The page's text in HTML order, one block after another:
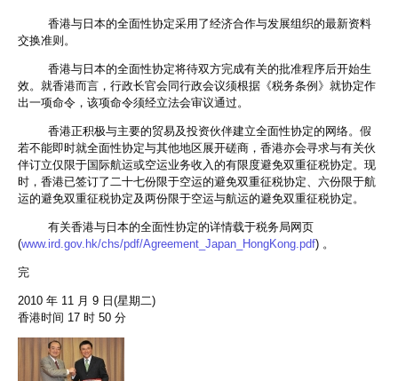
香港与日本的全面性协定采用了经济合作与发展组织的最新资料
交换准则。
香港与日本的全面性协定将待双方完成有关的批准程序后开始生
效。就香港而言，行政长官会同行政会议须根据《税务条例》就协定作
出一项命令，该项命令须经立法会审议通过。
香港正积极与主要的贸易及投资伙伴建立全面性协定的网络。假
若不能即时就全面性协定与其他地区展开磋商，香港亦会寻求与有关伙
伴订立仅限于国际航运或空运业务收入的有限度避免双重征税协定。现
时，香港已签订了二十七份限于空运的避免双重征税协定、六份限于航
运的避免双重征税协定及两份限于空运与航运的避免双重征税协定。
有关香港与日本的全面性协定的详情载于税务局网页
(www.ird.gov.hk/chs/pdf/Agreement_Japan_HongKong.pdf) 。
完
2010 年 11 月 9 日(星期二)
香港时间 17 时 50 分